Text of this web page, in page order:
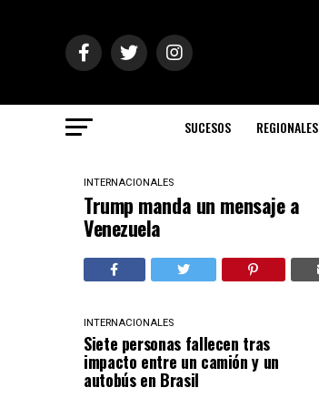
SUCESOS REGIONALES
INTERNACIONALES
Trump manda un mensaje a
Venezuela
INTERNACIONALES
Siete personas fallecen tras
impacto entre un camión y un
autobús en Brasil